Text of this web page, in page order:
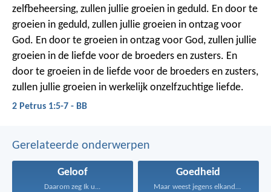
zelfbeheersing, zullen jullie groeien in geduld. En door te
groeien in geduld, zullen jullie groeien in ontzag voor
God. En door te groeien in ontzag voor God, zullen jullie
groeien in de liefde voor de broeders en zusters. En
door te groeien in de liefde voor de broeders en zusters,
zullen jullie groeien in werkelijk onzelfzuchtige liefde.
2 Petrus 1:5-7 - BB
Gerelateerde onderwerpen
Geloof
Daarom zeg Ik u...
Goedheid
Maar weest jegens elkander...